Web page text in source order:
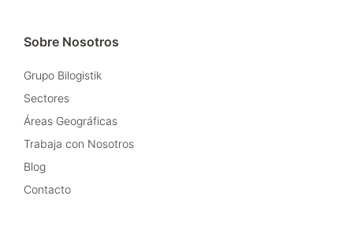
Sobre Nosotros
Grupo Bilogistik
Sectores
Áreas Geográficas
Trabaja con Nosotros
Blog
Contacto